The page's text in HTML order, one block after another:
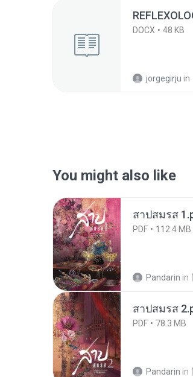
DOCX 48 KB
jorgegirju in
You might also like
สาปสมรส
PDF 112.4 MB
Pandarin in
สาปสมรส
PDF 78.3 MB
Pandarin in